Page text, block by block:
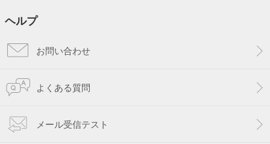
ヘルプ
お問い合わせ
よくある質問
メール受信テスト